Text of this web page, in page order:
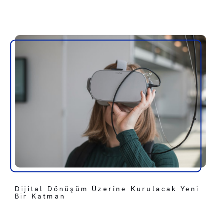
Dijital Dönüşüm Üzerine Kurulacak Yeni
Bir Katman